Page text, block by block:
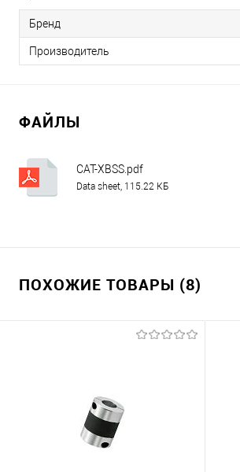
Бренд
Производитель
ФАЙЛЫ
CAT-XBSS.pdf
Data sheet, 115.22 КБ
ПОХОЖИЕ ТОВАРЫ (8)